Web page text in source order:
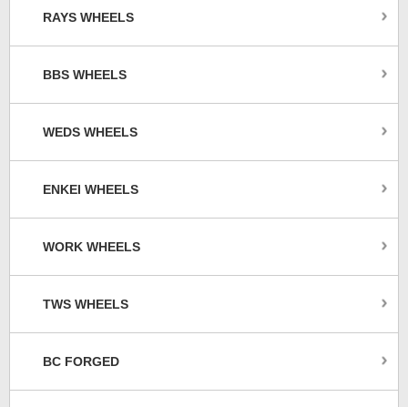
RAYS WHEELS
BBS WHEELS
WEDS WHEELS
ENKEI WHEELS
WORK WHEELS
TWS WHEELS
BC FORGED